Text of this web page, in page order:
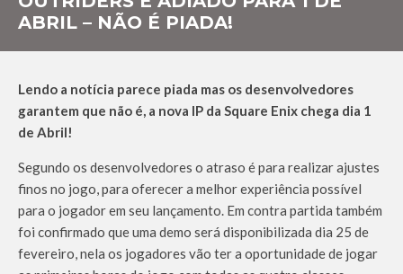
ABRIL – NÃO É PIADA!
Lendo a notícia parece piada mas os desenvolvedores
garantem que não é, a nova IP da Square Enix chega dia 1
de Abril!
Segundo os desenvolvedores o atraso é para realizar ajustes
finos no jogo, para oferecer a melhor experiência possível
para o jogador em seu lançamento. Em contra partida também
foi confirmado que uma demo será disponibilizada dia 25 de
fevereiro, nela os jogadores vão ter a oportunidade de jogar